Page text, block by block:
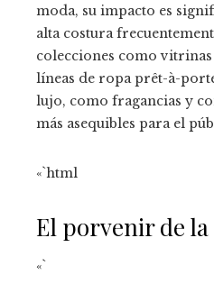
moda, su impacto es
alta costura
colecciones como
líneas de ropa prêt-à-
lujo, como fragancias y
más asequibles para el
«`html
El porvenir de
«`